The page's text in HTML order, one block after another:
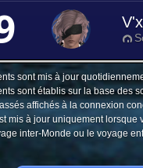
sont mis à jour
sont établis sur la base des
affichés à la connexion
mis à jour uniquement
inter-Monde ou le voyage